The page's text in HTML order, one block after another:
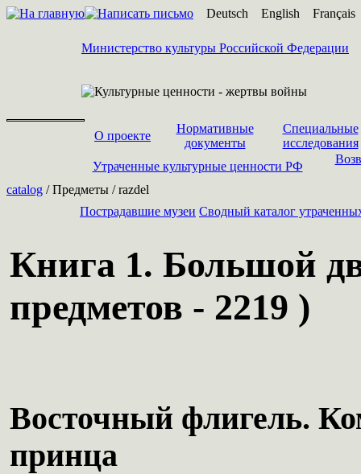
Deutsch English Français
Министерство культуры Российской Федерации
О проекте
Нормативные
документы
Специальные
исследования
Утраченные культурные ценности РФ
catalog / Предметы / razdel
Пострадавшие музеи Cводный каталог
Книга 1. Большой
предметов - 2219 )
Восточный флигель.
принца